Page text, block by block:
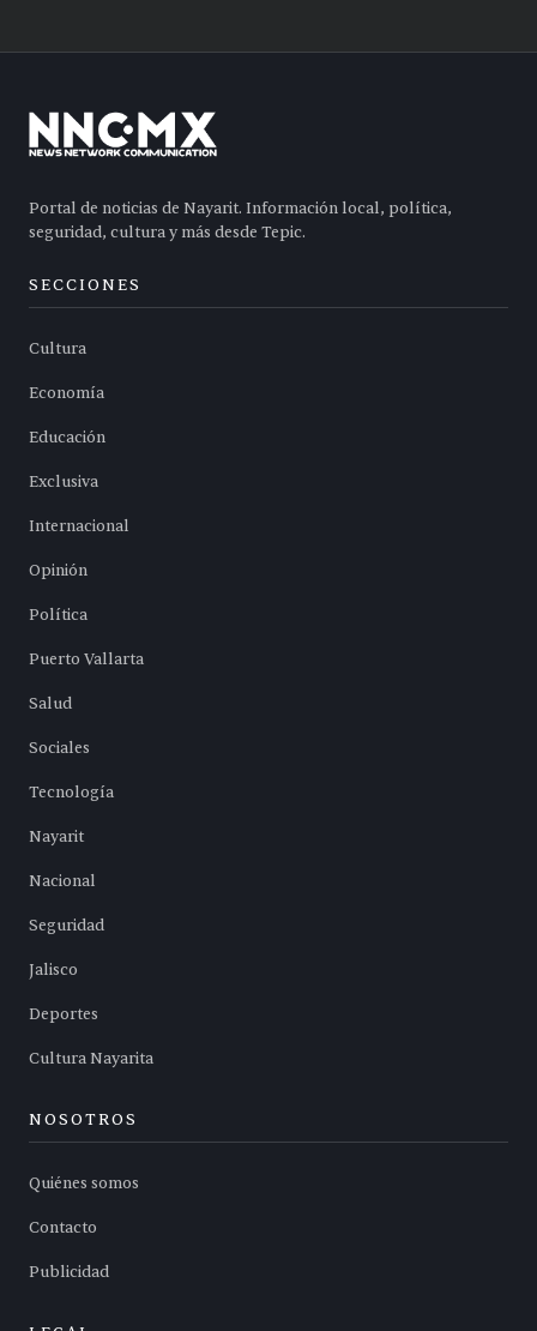
Portal de noticias de Nayarit. Información local, política,
seguridad, cultura y más desde Tepic.
SECCIONES
Cultura
Economía
Educación
Exclusiva
Internacional
Opinión
Política
Puerto Vallarta
Salud
Sociales
Tecnología
Nayarit
Nacional
Seguridad
Jalisco
Deportes
Cultura Nayarita
NOSOTROS
Quiénes somos
Contacto
Publicidad